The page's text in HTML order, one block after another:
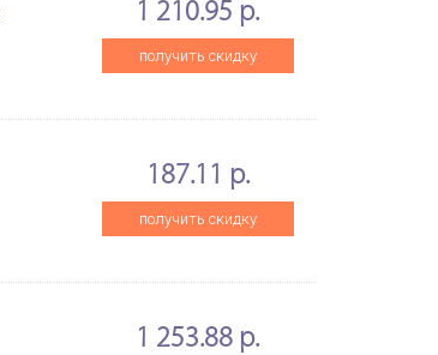
1 210.95 р.
получить скидку
187.11 р.
получить скидку
1 253.88 р.